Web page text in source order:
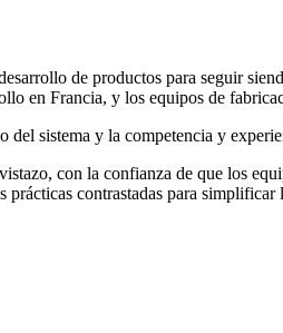
de productos para seguir
en Francia, y los equipos de
sistema y la competencia y
con la confianza de que los
contrastadas para